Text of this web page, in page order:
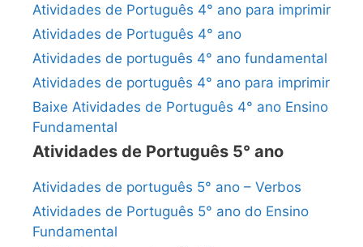
Atividades de Português 4° ano para imprimir
Atividades de Português 4° ano
Atividades de português 4° ano fundamental
Atividades de português 4° ano para imprimir
Baixe Atividades de Português 4° ano Ensino
Fundamental
Atividades de Português 5° ano
Atividades de português 5° ano – Verbos
Atividades de Português 5° ano do Ensino
Fundamental